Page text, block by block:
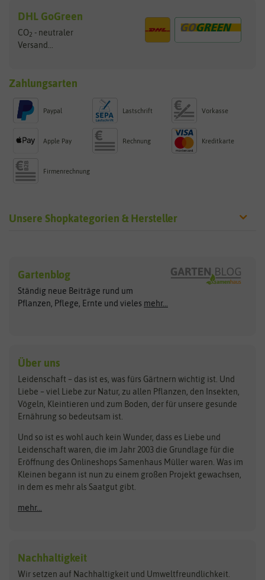
DHL GoGreen
CO2 - neutraler
Versand...
Zahlungsarten
Paypal Lastschrift Vorkasse
Apple Pay Rechnung Kreditkarte
Firmenrechnung
Unsere Shopkategorien & Hersteller
Exotische Samen
Gemüsesamen
Gründünger
Kräutersamen
Obstsamen
Pilzbrut
Rasensamen
Steckzwiebeln
Zimmer & Kübelpflanzen
Kataloge
Schnäppchen
Anzucht & Gartenzubehör
Anzuchtschalen
Heizmatte & Heizkabel
Kokos-Quelltabletten
Arche Noah
ASB Greenworld
Benary
Bingenheimer Saatgut
BioBalu
Bionana
BIOWOL
Blumicorn
Bûten Birds
Carl Pabst
Clever Pots
COMPO
Dürr-Samen
elho
Feldsaaten Freudenberger
Fertil
Flora Elite
Florissa Hortitops
Gartenblog
Ständig neue Beiträge rund um
Pflanzen, Pflege, Ernte und vieles mehr...
Über uns
Leidenschaft – das ist es, was fürs Gärtnern wichtig ist. Und
Liebe – viel Liebe zur Natur, zu allen Pflanzen, den Insekten,
Vögeln, Kleintieren und zum Boden, der für unsere gesunde
Ernährung so bedeutsam ist.
Und so ist es wohl auch kein Wunder, dass es Liebe und
Leidenschaft waren, die im Jahr 2003 die Grundlage für die
Eröffnung des Onlineshops Samenhaus Müller waren. Was im
Kleinen begann ist nun zu einem großen Projekt gewachsen,
in dem es mehr als Saatgut gibt.
mehr...
Nachhaltigkeit
Wir setzen auf Nachhaltigkeit und Umweltfreundlichkeit.